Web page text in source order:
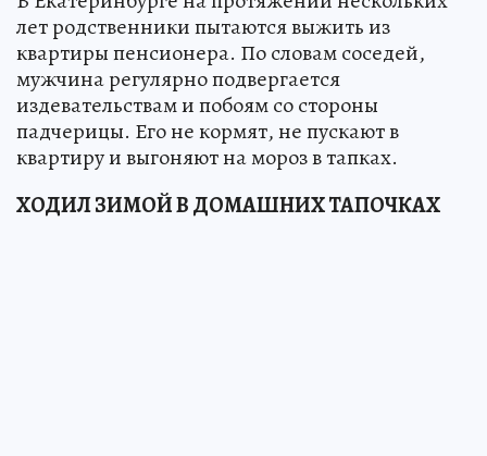
лет родственники пытаются выжить из
квартиры пенсионера. По словам соседей,
мужчина регулярно подвергается
издевательствам и побоям со стороны
падчерицы. Его не кормят, не пускают в
квартиру и выгоняют на мороз в тапках.
ХОДИЛ ЗИМОЙ В ДОМАШНИХ ТАПОЧКАХ